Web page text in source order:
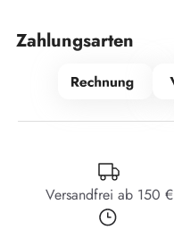
Zahlungsarten
Versandfrei ab 150 €